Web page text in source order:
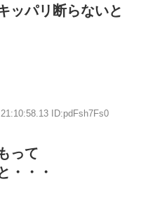
ッパリ断らないと
ID:pdFsh7Fs0
って
・・・